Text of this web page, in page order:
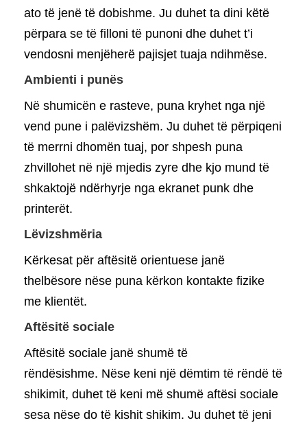
ato të jenë të dobishme. Ju duhet ta dini këtë
përpara se të filloni të punoni dhe duhet t’i
vendosni menjëherë pajisjet tuaja ndihmëse.
Ambienti i punës
Në shumicën e rasteve, puna kryhet nga një
vend pune i palëvizshëm. Ju duhet të përpiqeni
të merrni dhomën tuaj, por shpesh puna
zhvillohet në një mjedis zyre dhe kjo mund të
shkaktojë ndërhyrje nga ekranet punk dhe
printerët.
Lëvizshmëria
Kërkesat për aftësitë orientuese janë
thelbësore nëse puna kërkon kontakte fizike
me klientët.
Aftësitë sociale
Aftësitë sociale janë shumë të
rëndësishme. Nëse keni një dëmtim të rëndë të
shikimit, duhet të keni më shumë aftësi sociale
sesa nëse do të kishit shikim. Ju duhet të jeni